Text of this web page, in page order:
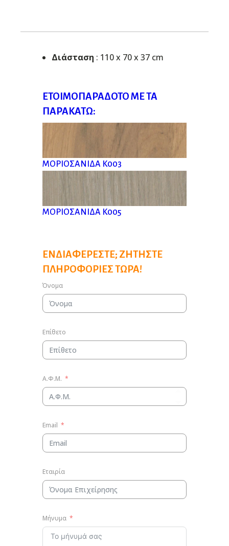
Διάσταση : 110 x 70 x 37 cm
ΕΤΟΙΜΟΠΑΡΆΔΟΤΟ ΜΕ ΤΑ
ΠΑΡΑΚΆΤΩ:
ΜΟΡΙΟΣΑΝΊΔΑ Κ003
ΜΟΡΙΟΣΑΝΊΔΑ Κ005
ΕΝΔΙΑΦΈΡΕΣΤΕ; ΖΗΤΉΣΤΕ
ΠΛΗΡΟΦΟΡΊΕΣ ΤΏΡΑ!
Όνομα
Επίθετο
Α.Φ.Μ.
Email
Εταιρία
Μήνυμα